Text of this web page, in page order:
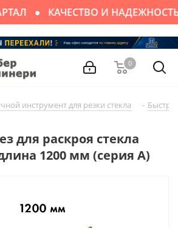
КАЧЕСТВО И НАДЕЖНОСТЬ
0
инструмент для резки стекла -
для раскроя стекла
1200 мм (серия А)